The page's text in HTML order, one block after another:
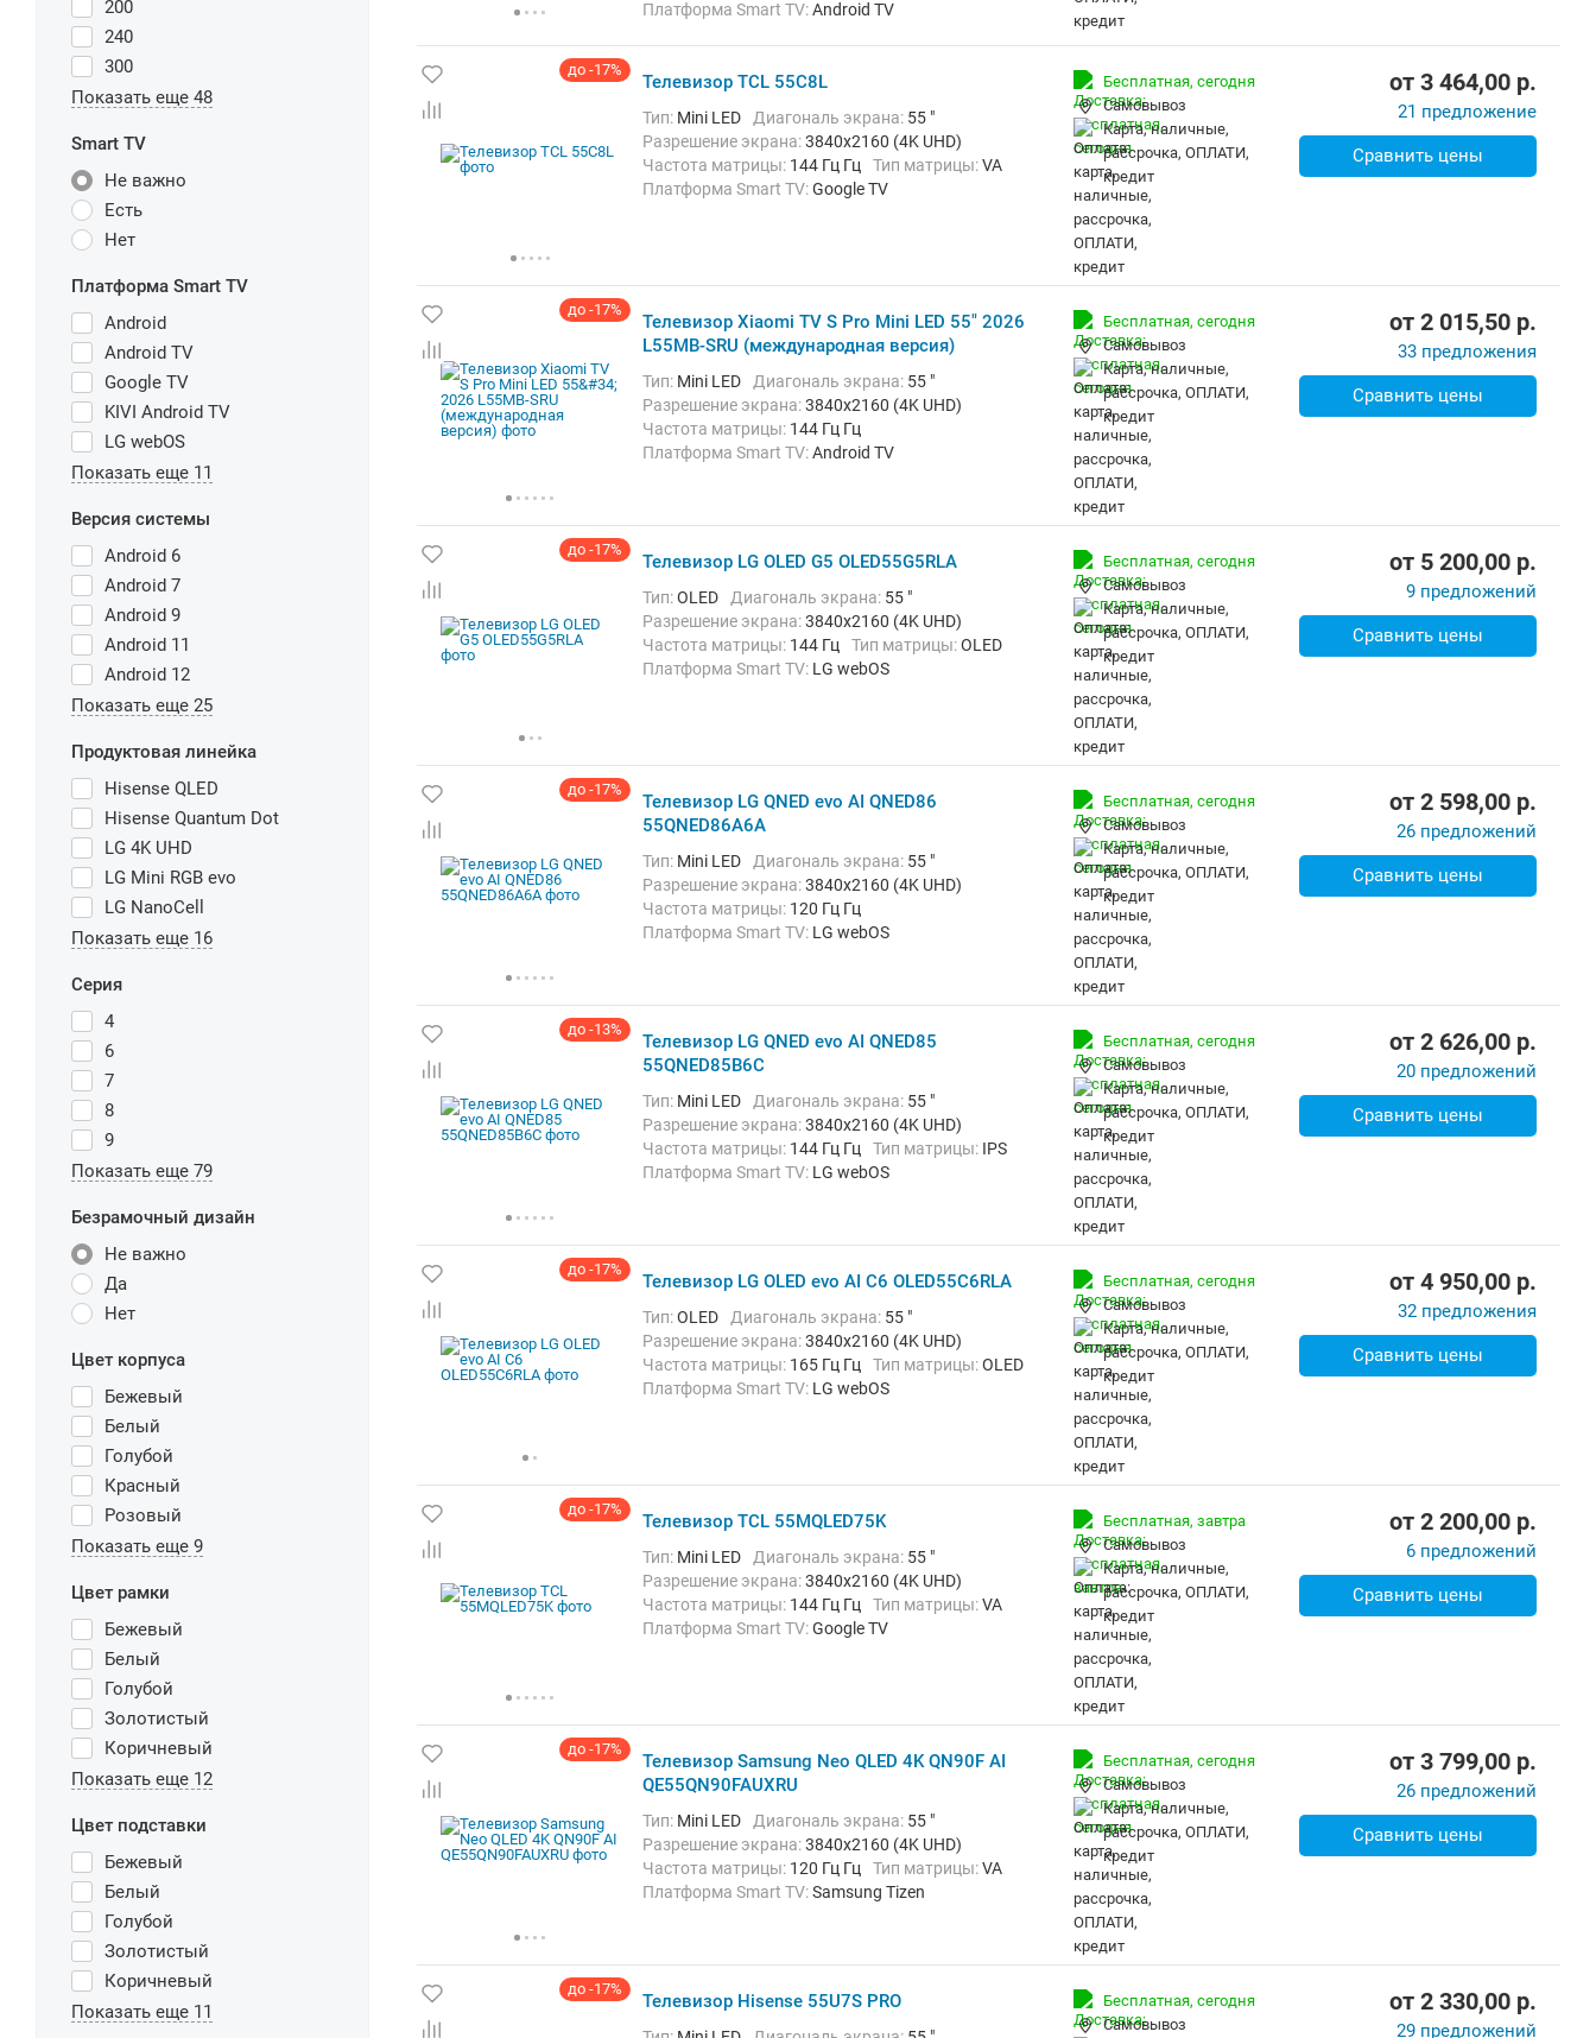
200
240
300
Показать еще 48
Smart TV
Не важно
Есть
Нет
Платформа Smart TV
Android
Android TV
Google TV
KIVI Android TV
LG webOS
Показать еще 11
Версия системы
Android 6
Android 7
Android 9
Android 11
Android 12
Показать еще 25
Продуктовая линейка
Hisense QLED
Hisense Quantum Dot
LG 4K UHD
LG Mini RGB evo
LG NanoCell
Показать еще 16
Серия
4
6
7
8
9
Показать еще 79
Безрамочный дизайн
Не важно
Да
Нет
Цвет корпуса
Бежевый
Белый
Голубой
Красный
Розовый
Показать еще 9
Цвет рамки
Бежевый
Белый
Голубой
Золотистый
Коричневый
Показать еще 12
Цвет подставки
Бежевый
Белый
Голубой
Золотистый
Коричневый
Показать еще 11
Платформа Smart TV:Android TV
до -17%
Телевизор TCL 55C8L
Тип: Mini LED Диагональ экрана: 55 "
Разрешение экрана:3840x2160 (4K UHD)
Частота матрицы: 144 Гц Гц Тип матрицы:VA
Платформа Smart TV:Google TV
Бесплатная, сегодня
Самовывоз
карта, наличные,
рассрочка, ОПЛАТИ,
кредит
от 3 464,00 p.
21 предложение
Сравнить цены
до -17%
Телевизор Xiaomi TV S Pro Mini LED 55" 2026
L55MB-SRU (международная версия)
Тип: Mini LED Диагональ экрана: 55 "
Разрешение экрана:3840x2160 (4K UHD)
Частота матрицы: 144 Гц Гц
Платформа Smart TV:Android TV
Бесплатная, сегодня
Самовывоз
карта, наличные,
рассрочка, ОПЛАТИ,
кредит
от 2 015,50 p.
33 предложения
Сравнить цены
до -17%
Телевизор LG OLED G5 OLED55G5RLA
Тип:OLED Диагональ экрана: 55 "
Разрешение экрана:3840x2160 (4K UHD)
Частота матрицы: 144 Гц Тип матрицы:OLED
Платформа Smart TV: LG webOS
Бесплатная, сегодня
Самовывоз
карта, наличные,
рассрочка, ОПЛАТИ,
кредит
от 5 200,00 p.
9 предложений
Сравнить цены
до -17%
Телевизор LG QNED evo AI QNED86
55QNED86A6A
Тип: Mini LED Диагональ экрана: 55 "
Разрешение экрана:3840x2160 (4K UHD)
Частота матрицы: 120 Гц Гц
Платформа Smart TV: LG webOS
Бесплатная, сегодня
Самовывоз
карта, наличные,
рассрочка, ОПЛАТИ,
кредит
от 2 598,00 p.
26 предложений
Сравнить цены
до -13%
Телевизор LG QNED evo AI QNED85
55QNED85B6C
Тип: Mini LED Диагональ экрана: 55 "
Разрешение экрана:3840x2160 (4K UHD)
Частота матрицы: 144 Гц Гц Тип матрицы: IPS
Платформа Smart TV: LG webOS
Бесплатная, сегодня
Самовывоз
карта, наличные,
рассрочка, ОПЛАТИ,
кредит
от 2 626,00 p.
20 предложений
Сравнить цены
до -17%
Телевизор LG OLED evo AI C6 OLED55C6RLA
Тип:OLED Диагональ экрана: 55 "
Разрешение экрана:3840x2160 (4K UHD)
Частота матрицы: 165 Гц Гц Тип матрицы:OLED
Платформа Smart TV: LG webOS
Бесплатная, сегодня
Самовывоз
карта, наличные,
рассрочка, ОПЛАТИ,
кредит
от 4 950,00 p.
32 предложения
Сравнить цены
до -17%
Телевизор TCL 55MQLED75K
Тип: Mini LED Диагональ экрана: 55 "
Разрешение экрана:3840x2160 (4K UHD)
Частота матрицы: 144 Гц Гц Тип матрицы:VA
Платформа Smart TV:Google TV
Бесплатная, завтра
Самовывоз
карта, наличные,
рассрочка, ОПЛАТИ,
кредит
от 2 200,00 p.
6 предложений
Сравнить цены
до -17%
Телевизор Samsung Neo QLED 4K QN90F AI
QE55QN90FAUXRU
Тип: Mini LED Диагональ экрана: 55 "
Разрешение экрана:3840x2160 (4K UHD)
Частота матрицы: 120 Гц Гц Тип матрицы:VA
Платформа Smart TV:Samsung Tizen
Бесплатная, сегодня
Самовывоз
карта, наличные,
рассрочка, ОПЛАТИ,
кредит
от 3 799,00 p.
26 предложений
Сравнить цены
до -17%
Телевизор Hisense 55U7S PRO Бесплатная, сегодня
Самовывоз
от 2 330,00 p.
29 предложений